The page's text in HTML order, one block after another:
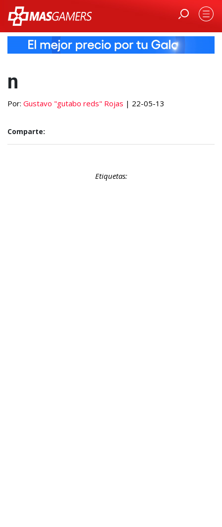
n
Por: Gustavo "gutabo reds" Rojas | 22-05-13
Comparte:
Etiquetas: